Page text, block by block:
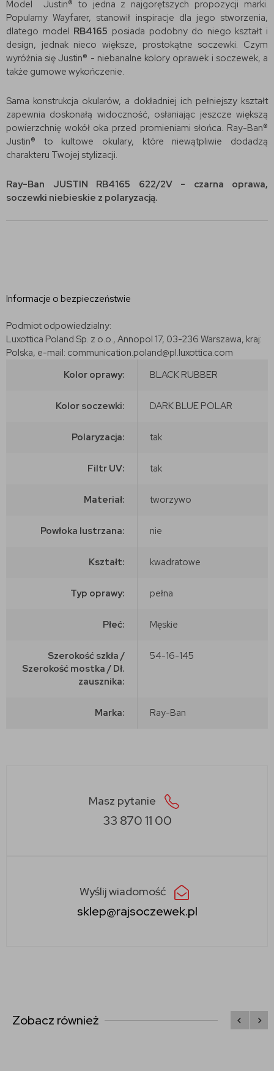
Model Justin® to jedna z najgorętszych propozycji marki.
Popularny Wayfarer, stanowił inspiracje dla jego stworzenia,
dlatego model RB4165 posiada podobny do niego kształt i
design, jednak nieco większe, prostokątne soczewki. Czym
wyróżnia się Justin® - niebanalne kolory oprawek i soczewek, a
także gumowe wykończenie.
Sama konstrukcja okularów, a dokładniej ich pełniejszy kształt
zapewnia doskonałą widoczność, osłaniając jeszcze większą
powierzchnię wokół oka przed promieniami słońca. Ray-Ban®
Justin® to kultowe okulary, które niewątpliwie dodadzą
charakteru Twojej stylizacji.
Ray-Ban JUSTIN RB4165 622/2V​ - czarna oprawa,
soczewki niebieskie z polaryzacją.
Informacje o bezpieczeństwie
Podmiot odpowiedzialny:
Luxottica Poland Sp. z o.o., Annopol 17, 03-236 Warszawa, kraj:
Polska, e-mail: communication.poland@pl.luxottica.com
Kolor oprawy:
BLACK RUBBER
Kolor soczewki: DARK BLUE POLAR
Polaryzacja: tak
Filtr UV: tak
Materiał: tworzywo
Powłoka lustrzana: nie
Kształt: kwadratowe
Typ oprawy: pełna
Płeć: Męskie
Szerokość szkła /
Szerokość mostka / Dł.
zausznika:
54-16-145
Marka: Ray-Ban
Masz pytanie
33 870 11 00
Wyślij wiadomość
sklep@rajsoczewek.pl
Zobacz również